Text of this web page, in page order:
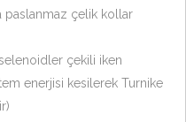
paslanmaz çelik kollar
çekili iken
enerjisi kesilerek Turnike